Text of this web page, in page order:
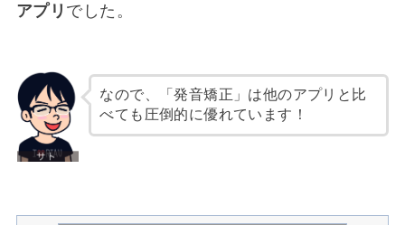
アプリ でした。
なので、「発音矯正」は他のアプリと比
べても圧倒的に優れています！